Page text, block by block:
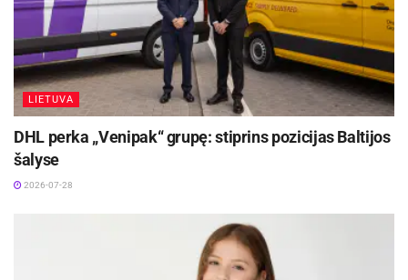
Šaltinis: Pranešimas spaudai
Žymos: Automobiliai Elektromobiliai Hibridai
LIETUVA
DHL perka „Venipak“ grupę: stiprins pozicijas Baltijos
šalyse
2026-07-28